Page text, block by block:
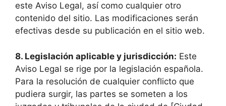
este Aviso Legal, así como cualquier otro
contenido del sitio. Las modificaciones serán
efectivas desde su publicación en el sitio web.
8. Legislación aplicable y jurisdicción: Este
Aviso Legal se rige por la legislación española.
Para la resolución de cualquier conflicto que
pudiera surgir, las partes se someten a los